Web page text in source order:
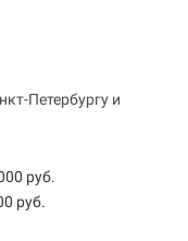
Петербургу и
руб.
руб.